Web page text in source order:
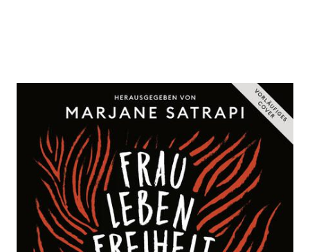
Frau, Leben,
Freiheit
Zur Wunschliste hinzufügen